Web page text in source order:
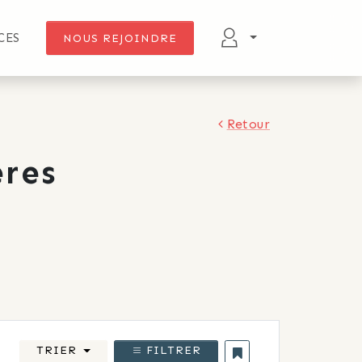
NOUS REJOINDRE
Retour
TRIER FILTRER